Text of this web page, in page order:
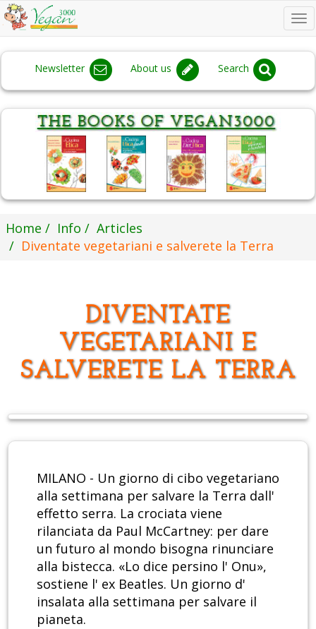
Newsletter About us Search
Home Info
Articles
Diventate vegetariani e salverete la Terra
DIVENTATE
VEGETARIANI E
SALVERETE LA TERRA
MILANO - Un giorno di cibo vegetariano
alla settimana per salvare la Terra dall'
effetto serra. La crociata viene
rilanciata da Paul McCartney: per dare
un futuro al mondo bisogna rinunciare
alla bistecca. «Lo dice persino l' Onu»,
sostiene l' ex Beatles. Un giorno d'
insalata alla settimana per salvare il
pianeta.